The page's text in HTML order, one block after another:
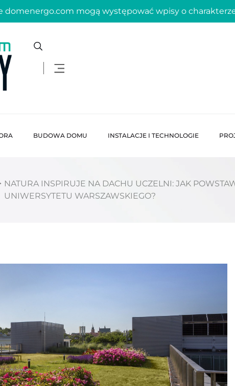
domenergo.com mogą występować wpisy o
BUDOWA DOMU INSTALACJE I TECHNOLOGIE
NATURA INSPIRUJE NA DACHU UCZELNI: JAK
UNIWERSYTETU WARSZAWSKIEGO?